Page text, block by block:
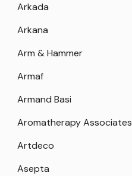
Arkada
Arkana
Arm & Hammer
Armaf
Armand Basi
Aromatherapy Associates
Artdeco
Asepta